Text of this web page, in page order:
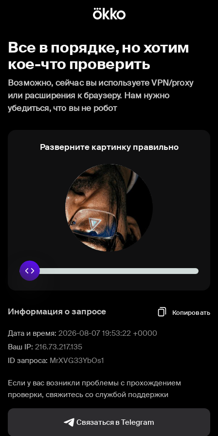
Все в порядке, но хотим
кое-что проверить
Возможно, сейчас вы используете VPN/proxy
или расширения к браузеру. Нам нужно
убедиться, что вы не робот
Разверните картинку правильно
Информация о запросе Копировать
Дата и время: 2026-08-07 19:53:22 +0000
Ваш IP: 216.73.217.135
ID запроса: MrXVG33YbOs1
Если у вас возникли проблемы с прохождением
проверки, свяжитесь со службой поддержки
Связаться в Telegram